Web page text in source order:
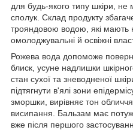
для будь-якого типу шкіри, не
сполук. Склад продукту
трояндовою водою, які мають
омолоджувальні й освіжні
Рожева вода допоможе
блиск, усуне надлишки
стан сухої та зневодненої
підтягнути в'ялі зони
зморшки, вирівняє тон
висипання. Бальзам має
вже після першого